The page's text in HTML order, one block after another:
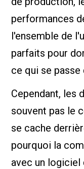
performances
l'ensemble de
parfaits pour
ce qui se
Cependant, les
souvent pas le
se cache
pourquoi la
avec un